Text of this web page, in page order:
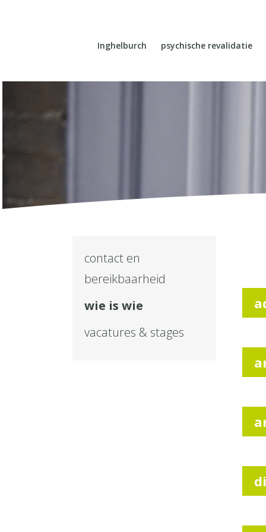
Inghelburch psychische revalidatie
contact en
bereikbaarheid
wie is wie
vacatures & stages